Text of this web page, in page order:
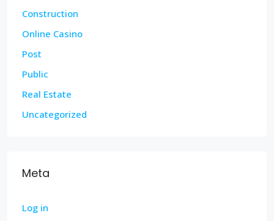
Construction
Online Casino
Post
Public
Real Estate
Uncategorized
Meta
Log in